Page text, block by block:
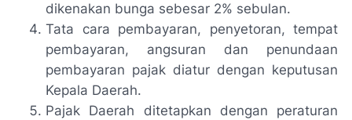
dikenakan bunga sebesar 2% sebulan.
Tata cara pembayaran, penyetoran, tempat
pembayaran, angsuran dan penundaan
pembayaran pajak diatur dengan keputusan
Kepala Daerah.
Pajak Daerah ditetapkan dengan peraturan